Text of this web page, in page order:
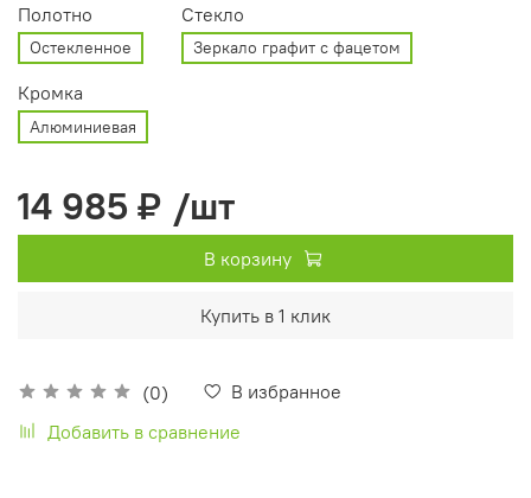
(0)
В избранное
Добавить в сравнение
Полотно
Остекленное
Стекло
Зеркало графит с фацетом
Кромка
Алюминиевая
14 985 ₽ /шт
В корзину
Купить в 1 клик